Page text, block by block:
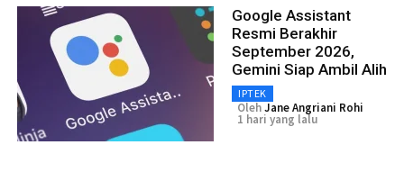
Google Assistant
Resmi Berakhir
September 2026,
Gemini Siap Ambil Alih
IPTEK
OlehJane Angriani Rohi
1 hari yang lalu